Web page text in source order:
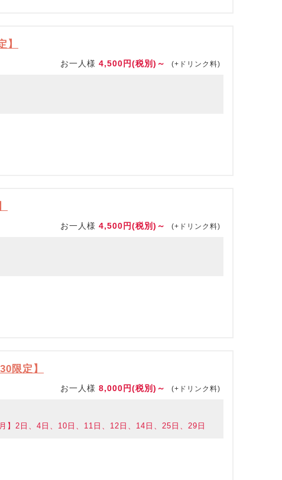
】
お一人様 4,500円(税別)～ (+ドリンク料)
お一人様 4,500円(税別)～ (+ドリンク料)
限定】
お一人様 8,000円(税別)～ (+ドリンク料)
2日、4日、10日、11日、12日、14日、25日、29日